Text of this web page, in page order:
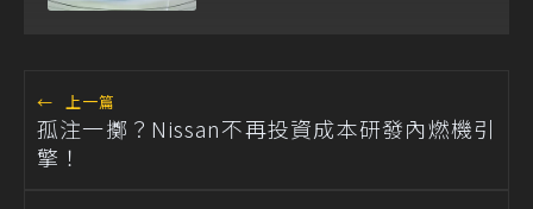
← 上一篇
孤注一擲？Nissan不再投資成本研發內燃機引
擎！